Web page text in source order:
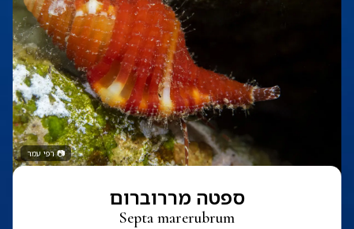
📷רפי עמר
ספטה מררוברום
Septa marerubrum